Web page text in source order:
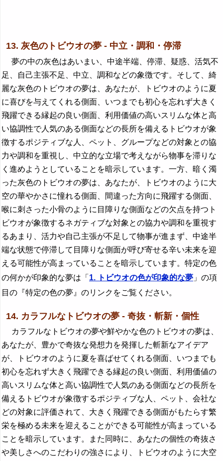
13. 灰色のトビウオの夢 - 中立・調和・停滞
夢の中の灰色はあいまい、中途半端、停滞、疑惑、活気不
足、自己主張不足、中立、調和などの象徴です。そして、綺
麗な灰色のトビウオの夢は、あなたが、トビウオのように夏
に喜びを与えてくれる側面、いつまでも初心を忘れず大きく
飛躍できる縁起の良い側面、利用価値の高いスリムな体と高
い協調性で人気のある側面などの長所を備えるトビウオが象
徴するポジティブな人、ペット、グループなどの対象との協
力や調和を重視し、中立的な立場で考えながら物事を滞りな
く進めようとしていることを暗示しています。一方、暗く濁
った灰色のトビウオの夢は、あなたが、トビウオのように大
空の華やかさに憧れる側面、間違った方向に飛躍する側面、
喉に刺さった小骨のように目障りな側面などの欠点を持つト
ビウオが象徴するネガティブな対象との協力や調和を重視す
るあまり、活力や自己主張が不足して物事が進まず、中途半
端な状態で停滞して目障りな側面が呼び寄せる辛い未来を迎
える可能性が高まっていることを暗示しています。特定の色
の何かが印象的な夢は「 1. トビウオの色が印象的な夢 」の項
目の『特定の色の夢』のリンクをご覧ください。
14. カラフルなトビウオの夢 - 奇抜・斬新・個性
カラフルなトビウオの夢や鮮やかな色のトビウオの夢は、
あなたが、豊かで奇抜な発想力を発揮した斬新なアイデア
が、トビウオのように夏を喜ばせてくれる側面、いつまでも
初心を忘れず大きく飛躍できる縁起の良い側面、利用価値の
高いスリムな体と高い協調性で人気のある側面などの長所を
備えるトビウオが象徴するポジティブな人、ペット、会社な
どの対象に評価されて、大きく飛躍できる側面がもたらす繁
栄を極める未来を迎えることができる可能性が高まっている
ことを暗示しています。また同時に、あなたの個性の奇抜さ
や美しさへのこだわりの強さにより、トビウオのように大空